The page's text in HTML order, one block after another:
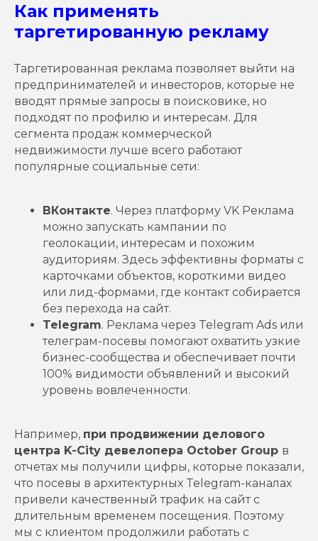
Как применять
таргетированную рекламу
Таргетированная реклама позволяет выйти на
предпринимателей и инвесторов, которые не
вводят прямые запросы в поисковике, но
подходят по профилю и интересам. Для
сегмента продаж коммерческой
недвижимости лучше всего работают
популярные социальные сети:
ВКонтакте. Через платформу VK Реклама
можно запускать кампании по
геолокации, интересам и похожим
аудиториям. Здесь эффективны форматы с
карточками объектов, короткими видео
или лид-формами, где контакт собирается
без перехода на сайт.
Telegram. Реклама через Telegram Ads или
телеграм-посевы помогают охватить узкие
бизнес-сообщества и обеспечивает почти
100% видимости объявлений и высокий
уровень вовлеченности.
Например, при продвижении делового
центра K-City девелопера October Group в
отчетах мы получили цифры, которые показали,
что посевы в архитектурных Telegram-каналах
привели качественный трафик на сайт с
длительным временем посещения. Поэтому
мы с клиентом продолжили работать с